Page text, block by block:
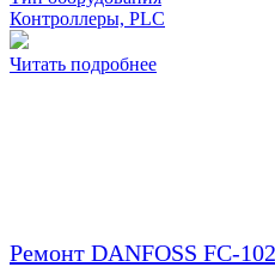
Контроллеры, PLC
Читать подробнее
Ремонт DANFOSS FC-